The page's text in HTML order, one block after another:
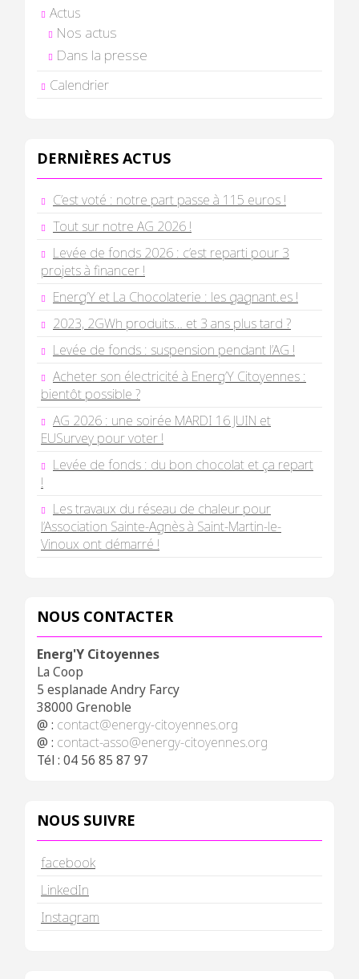
Actus
Nos actus
Dans la presse
Calendrier
DERNIÈRES ACTUS
C’est voté : notre part passe à 115 euros !
Tout sur notre AG 2026 !
Levée de fonds 2026 : c’est reparti pour 3
projets à financer !
Energ’Y et La Chocolaterie : les gagnant.es !
2023, 2GWh produits… et 3 ans plus tard ?
Levée de fonds : suspension pendant l’AG !
Acheter son électricité à Energ’Y Citoyennes :
bientôt possible ?
AG 2026 : une soirée MARDI 16 JUIN et
EUSurvey pour voter !
Levée de fonds : du bon chocolat et ça repart
!
Les travaux du réseau de chaleur pour
l’Association Sainte-Agnès à Saint-Martin-le-
Vinoux ont démarré !
NOUS CONTACTER
Energ'Y Citoyennes
La Coop
5 esplanade Andry Farcy
38000 Grenoble
@ : contact@energy-citoyennes.org
@ : contact-asso@energy-citoyennes.org
Tél : 04 56 85 87 97
NOUS SUIVRE
facebook
LinkedIn
Instagram